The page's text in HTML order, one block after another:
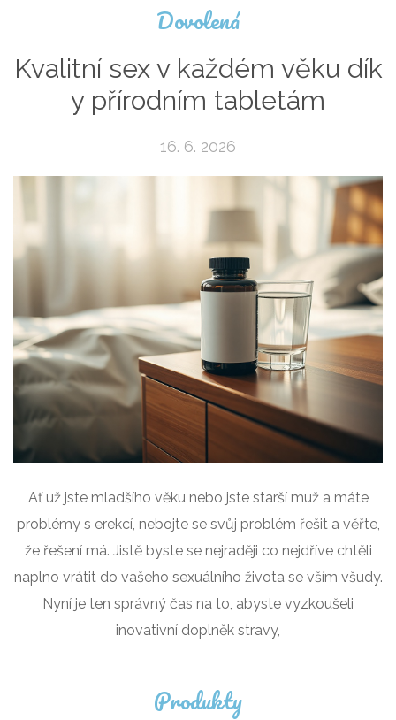
Dovolená
Kvalitní sex v každém věku dík
y přírodním tabletám
16. 6. 2026
Ať už jste mladšího věku nebo jste starší muž a máte
problémy s erekcí, nebojte se svůj problém řešit a věřte,
že řešení má. Jistě byste se nejraději co nejdříve chtěli
naplno vrátit do vašeho sexuálního života se vším všudy.
Nyní je ten správný čas na to, abyste vyzkoušeli
inovativní doplněk stravy,
Produkty